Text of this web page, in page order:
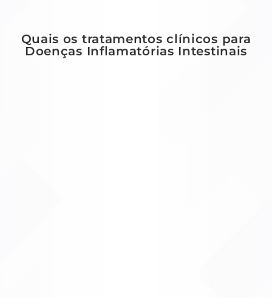
Quais os tratamentos clínicos para
Doenças Inflamatórias Intestinais